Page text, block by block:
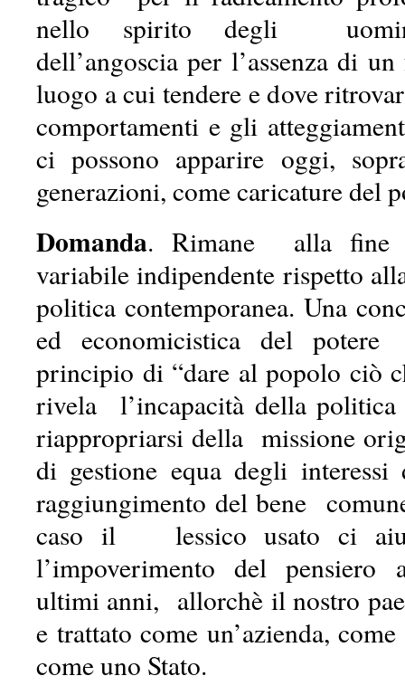
nello spirito degli uomini
dell’angoscia per l’assenza di
luogo a cui tendere e dove
comportamenti e gli
ci possono apparire oggi,
generazioni, come caricature del
Domanda. Rimane alla fine
variabile indipendente rispetto
politica contemporanea. Una
ed economicistica del
principio di “dare al popolo ciò
rivela l’incapacità della
riappropriarsi della missione
di gestione equa degli
raggiungimento del bene
caso il lessico usato ci
l’impoverimento del pensiero
ultimi anni, allorchè il nostro
e trattato come un’azienda,
come uno Stato.